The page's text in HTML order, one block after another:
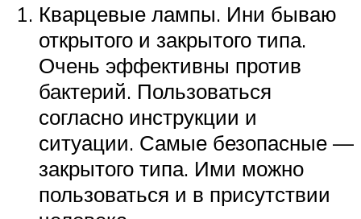
Кварцевые лампы. Ини бываю
открытого и закрытого типа.
Очень эффективны против
бактерий. Пользоваться
согласно инструкции и
ситуации. Самые безопасные —
закрытого типа. Ими можно
пользоваться и в присутствии